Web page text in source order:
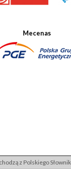
Mecenas
z Polskiego